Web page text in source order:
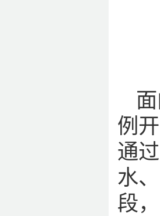
例
通
水
段